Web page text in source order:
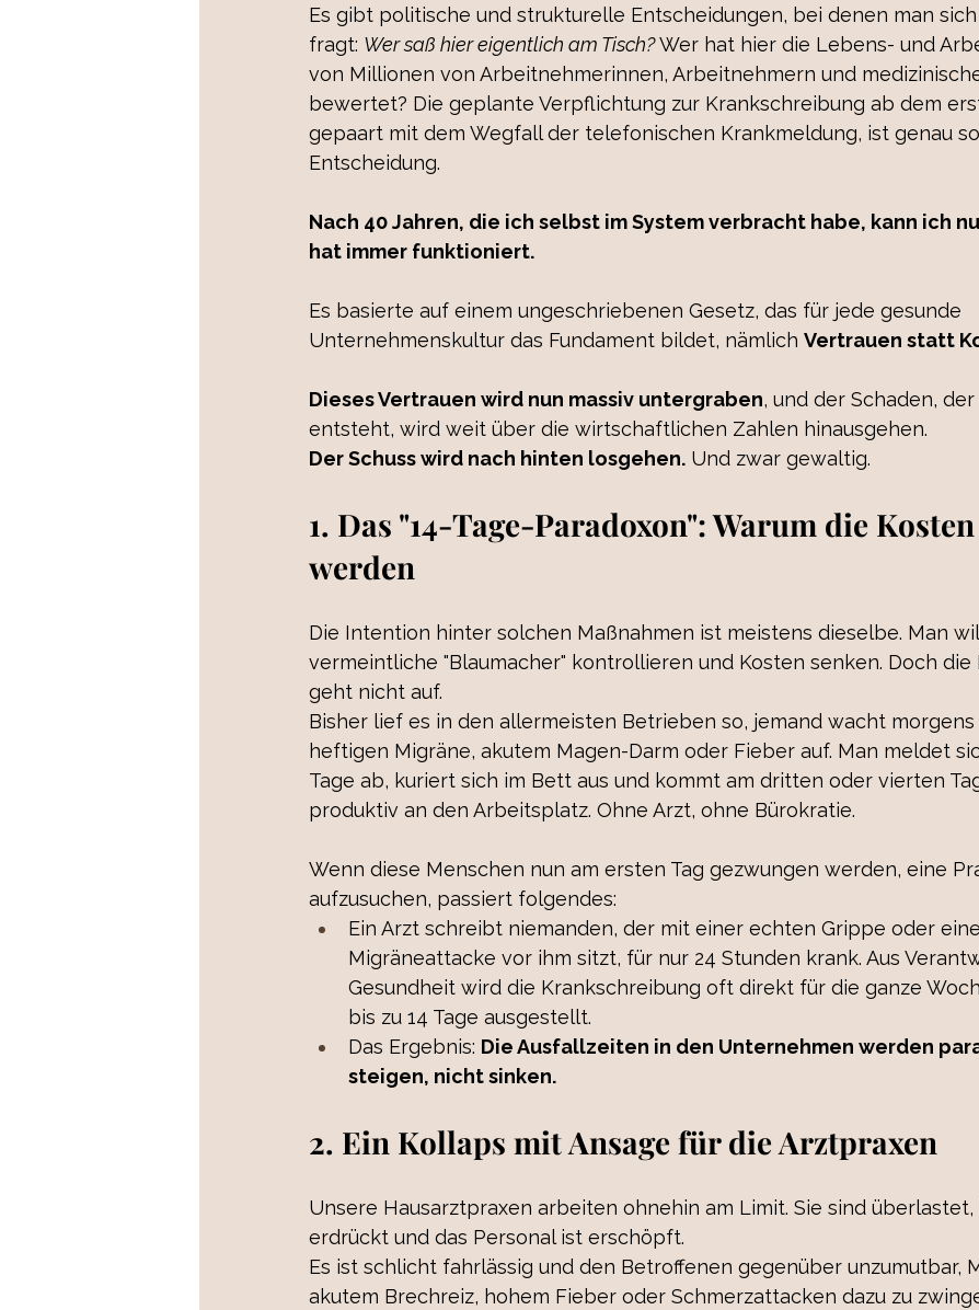
Es gibt politische und strukturelle Entscheidungen, bei denen man
fragt: Wer saß hier eigentlich am Tisch? Wer hat hier die Lebens- und
von Millionen von Arbeitnehmerinnen, Arbeitnehmern und
bewertet? Die geplante Verpflichtung zur Krankschreibung ab dem
gepaart mit dem Wegfall der telefonischen Krankmeldung, ist genau
Entscheidung.
Nach 40 Jahren, die ich selbst im System verbracht habe, kann ich
hat immer funktioniert.
Es basierte auf einem ungeschriebenen Gesetz, das für jede gesunde
Unternehmenskultur das Fundament bildet, nämlich Vertrauen statt
Dieses Vertrauen wird nun massiv untergraben, und der Schaden,
entsteht, wird weit über die wirtschaftlichen Zahlen hinausgehen.
Der Schuss wird nach hinten losgehen. Und zwar gewaltig.
1. Das "14-Tage-Paradoxon": Warum die
werden
Die Intention hinter solchen Maßnahmen ist meistens dieselbe. Man
vermeintliche "Blaumacher" kontrollieren und Kosten senken. Doch die
geht nicht auf.
Bisher lief es in den allermeisten Betrieben so, jemand wacht
heftigen Migräne, akutem Magen-Darm oder Fieber auf. Man meldet
Tage ab, kuriert sich im Bett aus und kommt am dritten oder vierten
produktiv an den Arbeitsplatz. Ohne Arzt, ohne Bürokratie.
Wenn diese Menschen nun am ersten Tag gezwungen werden, eine
aufzusuchen, passiert folgendes:
Ein Arzt schreibt niemanden, der mit einer echten Grippe oder
Migräneattacke vor ihm sitzt, für nur 24 Stunden krank. Aus
Gesundheit wird die Krankschreibung oft direkt für die ganze
bis zu 14 Tage ausgestellt.
Das Ergebnis: Die Ausfallzeiten in den Unternehmen werden
steigen, nicht sinken.
2. Ein Kollaps mit Ansage für die Arztpraxen
Unsere Hausarztpraxen arbeiten ohnehin am Limit. Sie sind
erdrückt und das Personal ist erschöpft.
Es ist schlicht fahrlässig und den Betroffenen gegenüber unzumutbar,
akutem Brechreiz, hohem Fieber oder Schmerzattacken dazu zu